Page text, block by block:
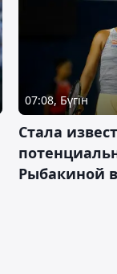
07:08, Бүгін
Cтала
Рыбакиной